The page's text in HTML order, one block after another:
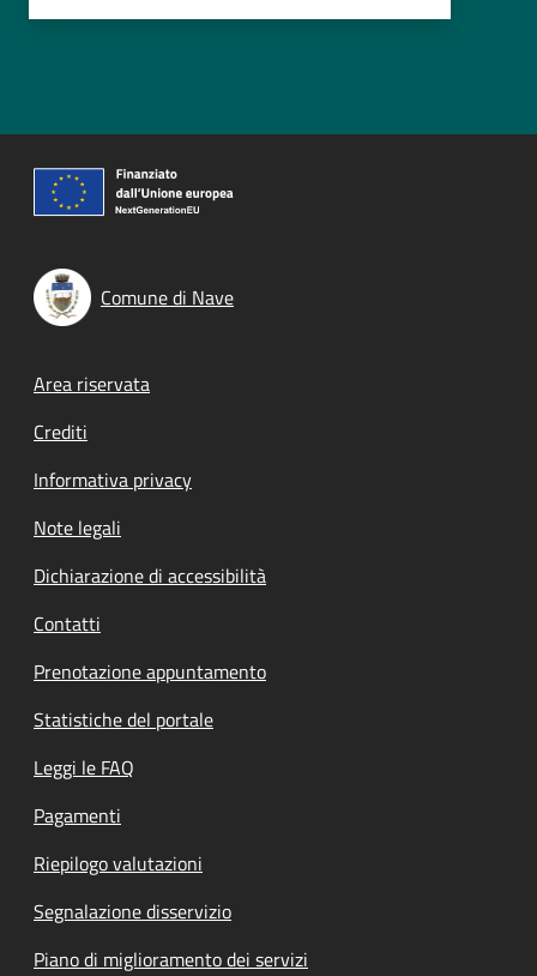
Comune di Nave
Footer menu
Area riservata
Crediti
Informativa privacy
Note legali
Dichiarazione di accessibilità
Contatti
Prenotazione appuntamento
Statistiche del portale
Leggi le FAQ
Pagamenti
Riepilogo valutazioni
Segnalazione disservizio
Piano di miglioramento dei servizi